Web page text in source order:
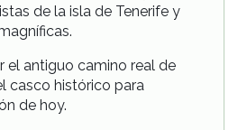
de la isla de Tenerife y
el antiguo camino real de
casco histórico para
de hoy.